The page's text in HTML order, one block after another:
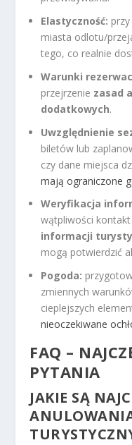
Elastyczność:
miasta odlotu/
tego, co realnie
Warunki
przejrzenie zasad
dodatkowych.
Uwzględnienie
biletów lub
czy dane miejsca
mają ograniczone
Weryfikacja
wątpliwości
informacji
mogą potwierdzić
Pogoda:
zmiennych
cieplejszych
nieoczekiwane
FAQ –
PYTANIA
JAKIE SĄ